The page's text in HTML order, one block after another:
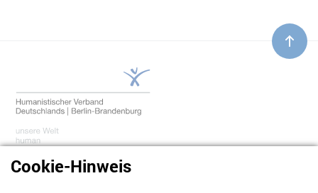
Cookie-Hinweis